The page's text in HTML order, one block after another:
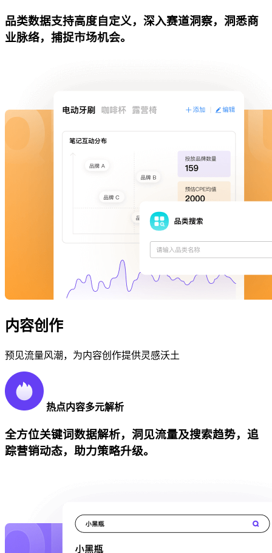
品类数据支持高度自定义，深入赛道洞察，洞悉商
业脉络，捕捉市场机会。
内容创作
预见流量风潮，为内容创作提供灵感沃土
热点内容多元解析
全方位关键词数据解析，洞见流量及搜索趋势，追
踪营销动态，助力策略升级。